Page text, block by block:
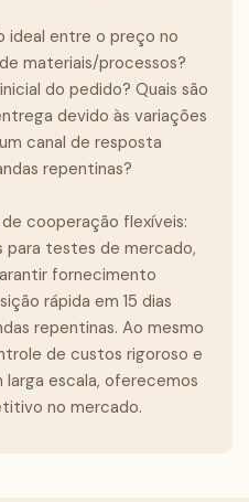
ideal entre o preço no
materiais/processos?
do pedido? Quais são
devido às variações
canal de resposta
repentinas?
cooperação flexíveis:
para testes de mercado,
fornecimento
rápida em 15 dias
repentinas. Ao mesmo
de custos rigoroso e
escala, oferecemos
no mercado.